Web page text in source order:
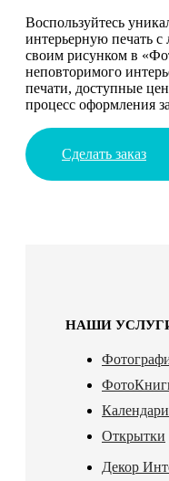
Воспользуйтесь
интерьерную печать
своим рисунком в
неповторимого
печати, доступные
процесс оформления
Сделать заказ
НАШИ
Календари
Открытки
Декор